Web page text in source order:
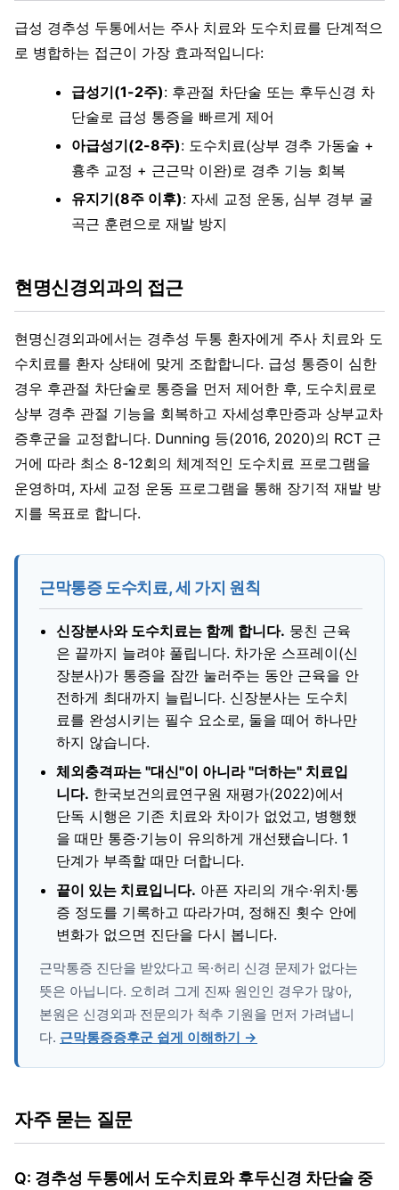
급성 경추성 두통에서는 주사 치료와 도수치료를 단계적으
로 병합하는 접근이 가장 효과적입니다:
급성기(1-2주): 후관절 차단술 또는 후두신경 차
단술로 급성 통증을 빠르게 제어
아급성기(2-8주): 도수치료(상부 경추 가동술 +
흉추 교정 + 근근막 이완)로 경추 기능 회복
유지기(8주 이후): 자세 교정 운동, 심부 경부 굴
곡근 훈련으로 재발 방지
현명신경외과의 접근
현명신경외과에서는 경추성 두통 환자에게 주사 치료와 도
수치료를 환자 상태에 맞게 조합합니다. 급성 통증이 심한
경우 후관절 차단술로 통증을 먼저 제어한 후, 도수치료로
상부 경추 관절 기능을 회복하고 자세성후만증과 상부교차
증후군을 교정합니다. Dunning 등(2016, 2020)의 RCT 근
거에 따라 최소 8-12회의 체계적인 도수치료 프로그램을
운영하며, 자세 교정 운동 프로그램을 통해 장기적 재발 방
지를 목표로 합니다.
근막통증 도수치료, 세 가지 원칙
신장분사와 도수치료는 함께 합니다. 뭉친 근육
은 끝까지 늘려야 풀립니다. 차가운 스프레이(신
장분사)가 통증을 잠깐 눌러주는 동안 근육을 안
전하게 최대까지 늘립니다. 신장분사는 도수치
료를 완성시키는 필수 요소로, 둘을 떼어 하나만
하지 않습니다.
체외충격파는 "대신"이 아니라 "더하는" 치료입
니다. 한국보건의료연구원 재평가(2022)에서
단독 시행은 기존 치료와 차이가 없었고, 병행했
을 때만 통증·기능이 유의하게 개선됐습니다. 1
단계가 부족할 때만 더합니다.
끝이 있는 치료입니다. 아픈 자리의 개수·위치·통
증 정도를 기록하고 따라가며, 정해진 횟수 안에
변화가 없으면 진단을 다시 봅니다.
근막통증 진단을 받았다고 목·허리 신경 문제가 없다는
뜻은 아닙니다. 오히려 그게 진짜 원인인 경우가 많아,
본원은 신경외과 전문의가 척추 기원을 먼저 가려냅니
다. 근막통증증후군 쉽게 이해하기 →
자주 묻는 질문
Q: 경추성 두통에서 도수치료와 후두신경 차단술 중